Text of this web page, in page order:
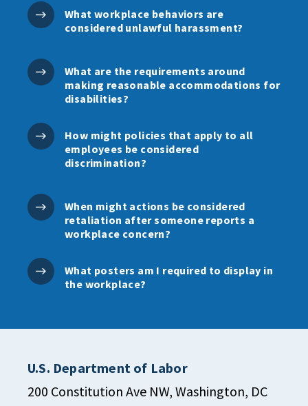
What workplace behaviors are
considered unlawful harassment?
What are the requirements around
making reasonable accommodations for
disabilities?
How might policies that apply to all
employees be considered
discrimination?
When might actions be considered
retaliation after someone reports a
workplace concern?
What posters am I required to display in
the workplace?
U.S. Department of Labor
200 Constitution Ave NW, Washington, DC